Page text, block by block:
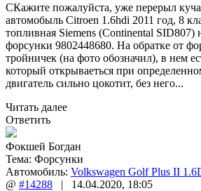
СКажите пожалуйста, уже перерыл
автомобыль Citroen 1.6hdi 2011 год, 8
топливная Siemens (Continental SID807)
форсунки 9802448680. На обратке от
тройничек (на фото обозначил), в нем
который открываеться при
двигатель сильно цокотит, без него...
Читать далее
Ответить
Фокшей Богдан
Тема: Форсунки
Автомобиль: Volkswagen Golf Plus II
@ #14288 | 14.04.2020, 18:05